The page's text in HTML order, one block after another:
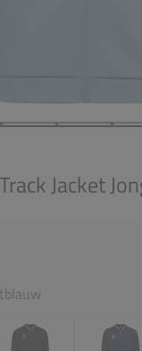
Jacket